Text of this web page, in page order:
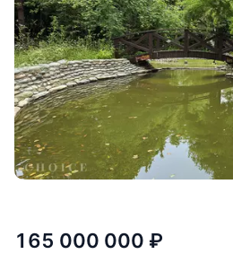
165 000 000 ₽